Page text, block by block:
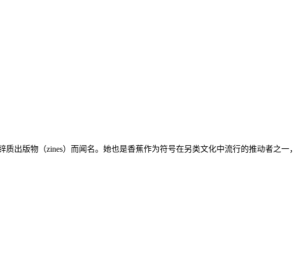
出版物（zines）而闻名。她也是香蕉作为符号在另类文化中流行的推动者之一，